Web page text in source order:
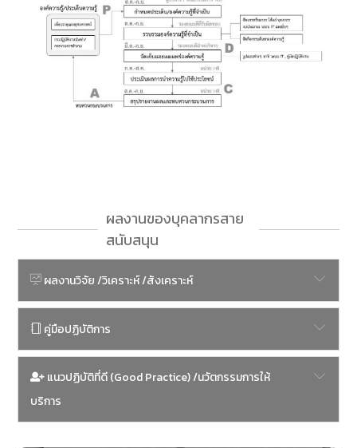
ผลงานของบุคลากรสาย
สนับสนุน
ผลงานวิจัย /วิเคราะห์ /สังเคราะห์
คู่มือปฏิบัติการ
แนวปฏิบัติที่ดี (Good Practice) /นวัตกรรมการให้
บริการ